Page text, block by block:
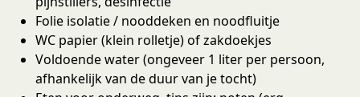
Folie isolatie / nooddeken en noodfluitje
WC papier (klein rolletje) of zakdoekjes
Voldoende water (ongeveer 1 liter per persoon,
afhankelijk van de duur van je tocht)